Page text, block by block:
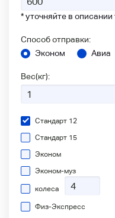
* уточняйте в описании
Способ отправки:
Эконом
Авиа
Вес(кг):
Стандарт 12
Стандарт 15
Эконом
Эконом-муз
колеса
Физ-Экспресс